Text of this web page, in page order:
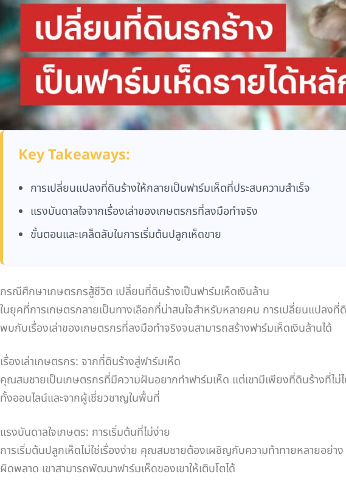
Key Takeaways:
การเปลี่ยนแปลงที่ดินร้างให้กลายเป็นฟาร์มเห็ดที่ประสบความสำเร็จ
แรงบันดาลใจจากเรื่องเล่าของเกษตรกรที่ลงมือทำจริง
ขั้นตอนและเคล็ดลับในการเริ่มต้นปลูกเห็ดขาย
กรณีศึกษาเกษตรกรสู้ชีวิต เปลี่ยนที่ดินร้างเป็นฟาร์มเห็ดเงินล้าน
ในยุคที่การเกษตรกลายเป็นทางเลือกที่น่าสนใจสำหรับหลายคน การเปลี่ยนแปลงที่
พบกับเรื่องเล่าของเกษตรกรที่ลงมือทำจริงจนสามารถสร้างฟาร์มเห็ดเงินล้านได้
เรื่องเล่าเกษตรกร: จากที่ดินร้างสู่ฟาร์มเห็ด
คุณสมชายเป็นเกษตรกรที่มีความฝันอยากทำฟาร์มเห็ด แต่เขามีเพียงที่ดินร้างที่ไ
ทั้งออนไลน์และจากผู้เชี่ยวชาญในพื้นที่
แรงบันดาลใจเกษตร: การเริ่มต้นที่ไม่ง่าย
การเริ่มต้นปลูกเห็ดไม่ใช่เรื่องง่าย คุณสมชายต้องเผชิญกับความท้าทายหลายอย่
ผิดพลาด เขาสามารถพัฒนาฟาร์มเห็ดของเขาให้เติบโตได้